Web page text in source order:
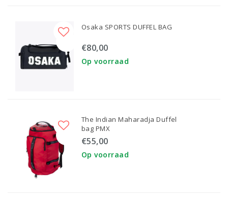
Osaka SPORTS DUFFEL BAG
€80,00
Op voorraad
The Indian Maharadja Duffel
bag PMX
€55,00
Op voorraad